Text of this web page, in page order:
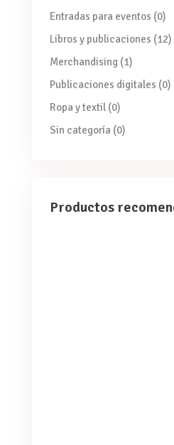
Entradas para eventos (0)
Libros y publicaciones (12)
Merchandising (1)
Publicaciones digitales (0)
Ropa y textil (0)
Sin categoría (0)
Productos